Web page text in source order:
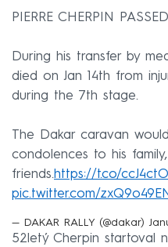
PIERRE CHERPIN
During his transfer by
died on Jan 14th from
during the 7th stage.
The Dakar caravan
condolences to his
friends.https://t.co/
pic.twitter.com/
— DAKAR RALLY (@dakar)
52letý Cherpin startoval